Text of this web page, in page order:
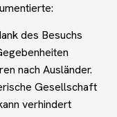
des Besuchs
nach Ausländer.
Gesellschaft
verhindert